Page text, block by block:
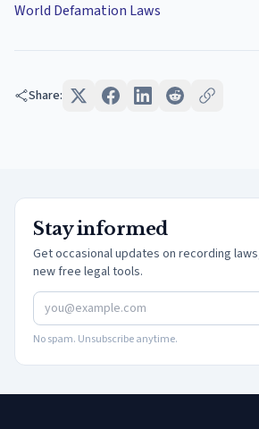
World Defamation Laws
Share:
Stay informed
Get occasional updates on recording
new free legal tools.
No spam. Unsubscribe anytime.